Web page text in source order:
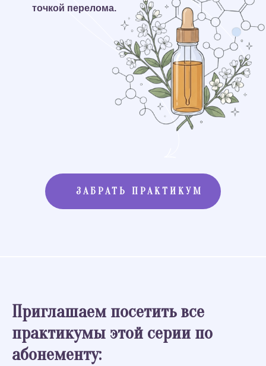
точкой перелома.
ЗАБРАТЬ ПРАКТИКУМ
Приглашаем посетить все
практикумы этой серии по
абонементу: